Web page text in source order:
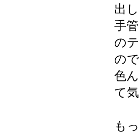
出
手
の
の
色
て
も